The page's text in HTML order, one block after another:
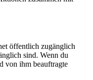
öffentlich zugänglich
sind. Wenn du
von ihm beauftragte